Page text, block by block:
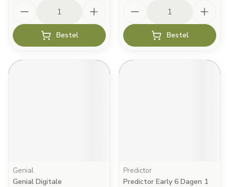
Bestel Bestel
Genial
Genial Digitale
Predictor
Predictor Early 6 Dagen 1